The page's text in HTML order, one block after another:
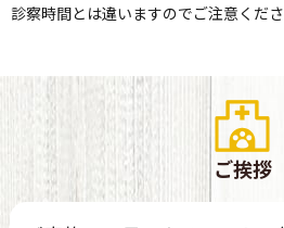
診察時間とは違いますのでご注意くだ
ご挨拶